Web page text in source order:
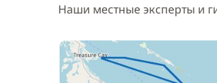
Наши местные эксперты и